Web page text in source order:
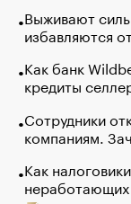
Выживают
избавляются
Как банк
кредиты
Сотрудники
компаниям.
Как
неработающих